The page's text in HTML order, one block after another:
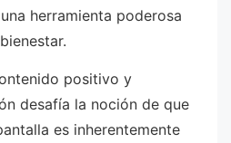
herramienta poderosa
positivo y
desafía la noción de que
es inherentemente